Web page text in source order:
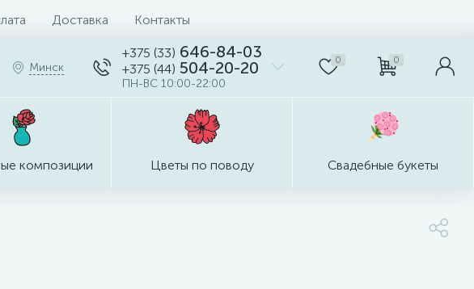
Доставка Контакты
Минск
+375 (33) 646-84-03
+375 (44) 504-20-20
ПН-ВС 10:00-22:00
0 0
композиции Цветы по поводу Свадебные букеты